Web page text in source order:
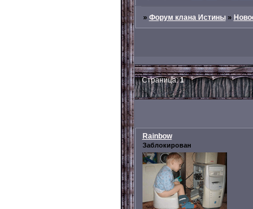
» Форум клана Истины »
Страница:1
Rainbow
Заблокирован